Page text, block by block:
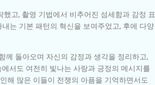
고, 촬영 기법에서 비추어진 섬세함과 감정 표
는 기본 패턴의 혁신을 보여주었고, 후에 다양
께 돌아오며 자신의 감정과 생각을 정리하고,
서도 여전히 빛나는 사랑과 긍정의 메시지를
해 많은 이들이 전쟁의 아픔을 기억하면서도